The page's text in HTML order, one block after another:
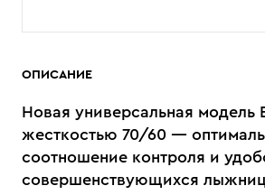
ОПИСАНИЕ
Новая универсальная модель
жесткостью 70/60 —
соотношение контроля и
совершенствующихся